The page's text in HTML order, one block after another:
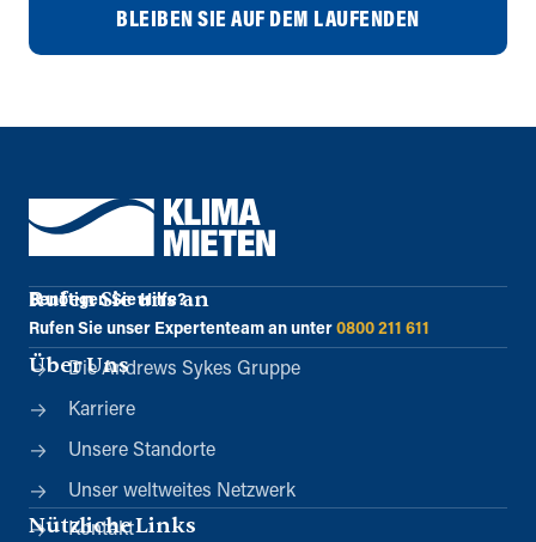
BLEIBEN SIE AUF DEM LAUFENDEN
Rufen Sie uns an
Benötigen Sie Hilfe?
Rufen Sie unser Expertenteam an unter 0800 211 611
Über Uns
Die Andrews Sykes Gruppe
Karriere
Unsere Standorte
Unser weltweites Netzwerk
Nützliche Links
Kontakt